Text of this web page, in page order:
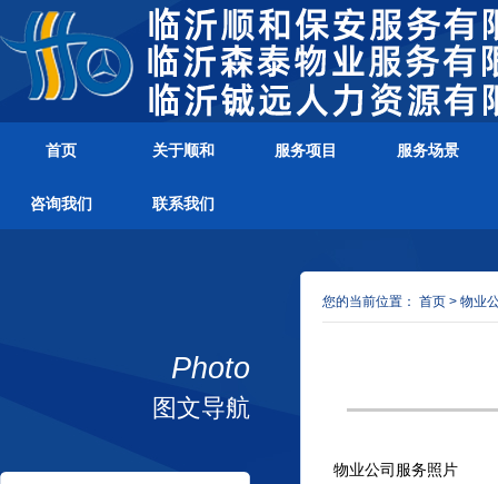
首页 关于顺和 服务项目 服务场景
咨询我们 联系我们
Photo
图文导航
您的当前位置： 首页 > 物业
物业公司服务照片